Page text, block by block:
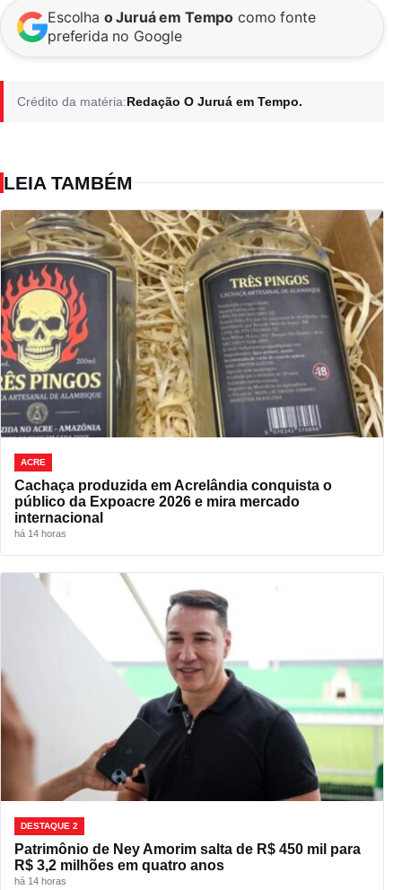
Escolha o Juruá em Tempo como fonte
preferida no Google
Crédito da matéria:Redação O Juruá em Tempo.
LEIA TAMBÉM
ACRE
Cachaça produzida em Acrelândia conquista o
público da Expoacre 2026 e mira mercado
internacional
há 14 horas
DESTAQUE 2
Patrimônio de Ney Amorim salta de R$ 450 mil para
R$ 3,2 milhões em quatro anos
há 14 horas